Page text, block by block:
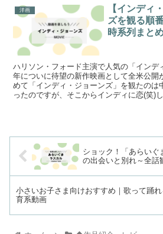
洋画
【インディ
ズを観る順
時系列まと
ハリソン・フォード主演で人気の「インデ
年についに待望の新作映画として全米公開
めて「インディ・ジョーンズ」を観たのは
ったのですが、そこからインディに恋(笑)
ショック！「あらいぐ
の出会いと別れ～全話
小さいお子さま向けおすすめ｜歌って踊れ
育系動画